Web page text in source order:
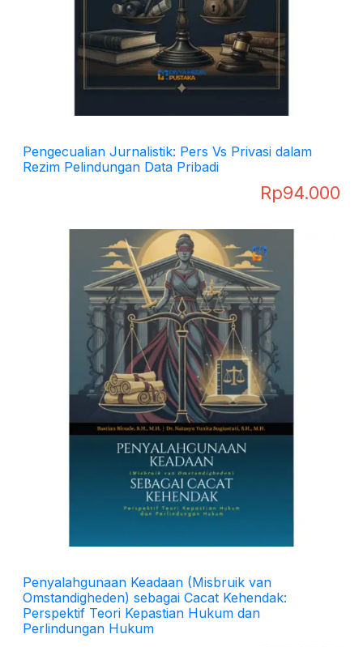
Pengecualian Jurnalistik: Pers Vs Privasi dalam
Rezim Pelindungan Data Pribadi
Rp94.000
Penyalahgunaan Keadaan (Misbruik van
Omstandigheden) sebagai Cacat Kehendak:
Perspektif Teori Kepastian Hukum dan
Perlindungan Hukum